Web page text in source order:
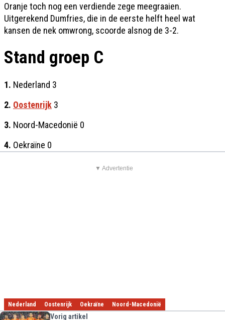
Oranje toch nog een verdiende zege meegraaien.
Uitgerekend Dumfries, die in de eerste helft heel wat
kansen de nek omwrong, scoorde alsnog de 3-2.
Stand groep C
1. Nederland 3
2. Oostenrijk 3
3. Noord-Macedonië 0
4. Oekraïne 0
▼ Advertentie
Nederland Oostenrijk Oekraïne Noord-Macedonië
Vorig artikel